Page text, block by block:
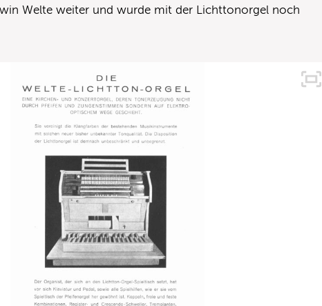
Welte weiter und wurde mit der Lichttonorgel noch